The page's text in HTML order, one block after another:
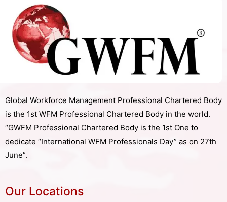
Global Workforce Management Professional Chartered Body
is the 1st WFM Professional Chartered Body in the world.
“GWFM Professional Chartered Body is the 1st One to
dedicate “International WFM Professionals Day” as on 27th
June”.
Our Locations